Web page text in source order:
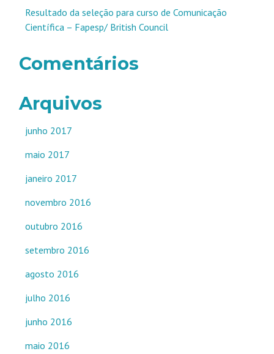
Resultado da seleção para curso de Comunicação
Científica – Fapesp/ British Council
Comentários
Arquivos
junho 2017
maio 2017
janeiro 2017
novembro 2016
outubro 2016
setembro 2016
agosto 2016
julho 2016
junho 2016
maio 2016